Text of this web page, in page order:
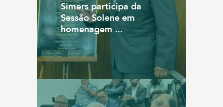
Simers participa da
Sessão Solene em
homenagem ...